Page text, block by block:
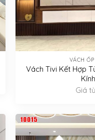
VÁCH ỐP
Vách Tivi Kết Hợp
Kính
Giá